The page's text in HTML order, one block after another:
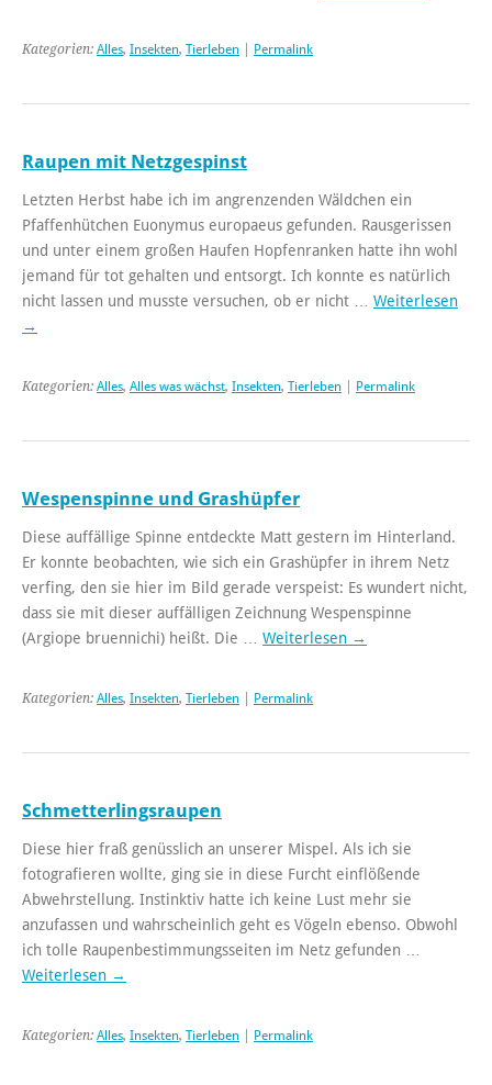
Kategorien: Alles, Insekten, Tierleben Permalink
Raupen mit Netzgespinst
Letzten Herbst habe ich im angrenzenden Wäldchen ein
Pfaffenhütchen Euonymus europaeus gefunden. Rausgerissen
und unter einem großen Haufen Hopfenranken hatte ihn wohl
jemand für tot gehalten und entsorgt. Ich konnte es natürlich
nicht lassen und musste versuchen, ob er nicht … Weiterlesen
→
Kategorien: Alles, Alles was wächst, Insekten, Tierleben Permalink
Wespenspinne und Grashüpfer
Diese auffällige Spinne entdeckte Matt gestern im Hinterland.
Er konnte beobachten, wie sich ein Grashüpfer in ihrem Netz
verfing, den sie hier im Bild gerade verspeist: Es wundert nicht,
dass sie mit dieser auffälligen Zeichnung Wespenspinne
(Argiope bruennichi) heißt. Die … Weiterlesen →
Kategorien: Alles, Insekten, Tierleben Permalink
Schmetterlingsraupen
Diese hier fraß genüsslich an unserer Mispel. Als ich sie
fotografieren wollte, ging sie in diese Furcht einflößende
Abwehrstellung. Instinktiv hatte ich keine Lust mehr sie
anzufassen und wahrscheinlich geht es Vögeln ebenso. Obwohl
ich tolle Raupenbestimmungsseiten im Netz gefunden …
Weiterlesen →
Kategorien: Alles, Insekten, Tierleben Permalink